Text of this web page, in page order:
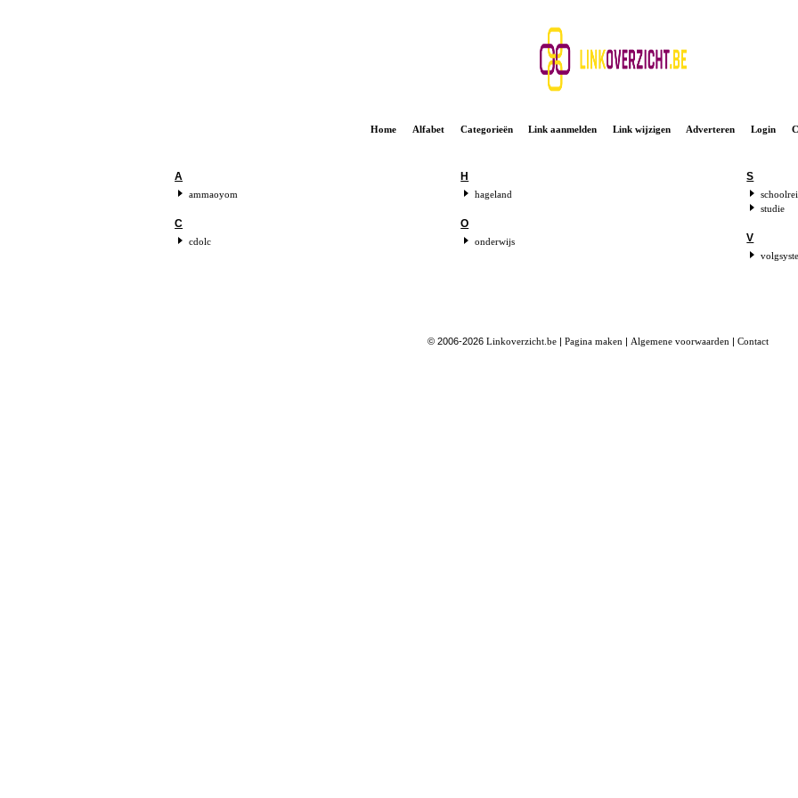
Home Alfabet Categorieën Link aanmelden Link wijzigen Adverteren Login
A
ammaoyom
C
cdolc
H
hageland
O
onderwijs
S
studie
V
© 2006-2026Linkoverzicht.be |Pagina maken | Algemene voorwaarden |Contact